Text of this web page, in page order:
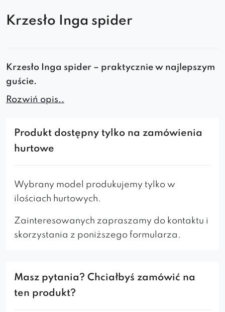
Krzesło Inga spider
Krzesło Inga spider – praktycznie w najlepszym
guście.
efektownie będzie wyglądać w klasycznych
pokojach,salonach
salach obrad w urzędach
. Odpowiednio
profilowane oparcie tego tapicerowanego
zmęczonym plecom. Metalowy stelaż to
gwarancjistabilnościiwytrzymałościproduktu
jest tak olbrzymi że łatwo stworzyć wariant ściśle
według własnych marzeń i oczekiwań.
Rozwiń opis..
Produkt dostępny tylko na zamówienia
hurtowe
Wybrany model produkujemy tylko w
ilościach hurtowych.
Zainteresowanych zapraszamy do kontaktu i
skorzystania z poniższego formularza.
Masz pytania? Chciałbyś zamówić na
ten produkt?